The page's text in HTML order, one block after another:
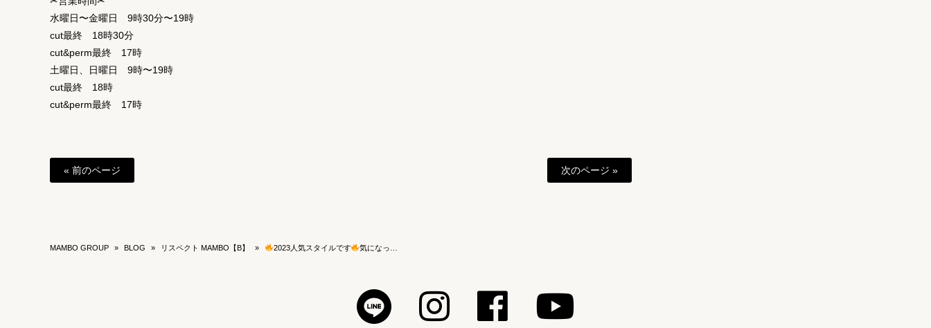
水曜日〜金曜日 9時30分〜19時
cut最終 18時30分
cut&perm最終 17時
土曜日、日曜日 9時〜19時
cut最終 18時
cut&perm最終 17時
« 前のページ 次のページ »
MAMBO GROUP » BLOG » リスペクト MAMBO【B】 » 2023人気スタイルです 気になっ…